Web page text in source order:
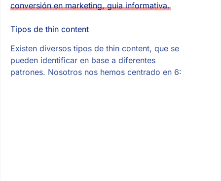
conversión en marketing, guía informativa.
Tipos de thin content
Existen diversos tipos de thin content, que se
pueden identificar en base a diferentes
patrones. Nosotros nos hemos centrado en 6: